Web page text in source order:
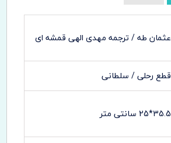
عثمان طه / ترجمه مهدی الهی قمشه ای
قطع رحلی / سلطانی
35.5*25 سانتی متر